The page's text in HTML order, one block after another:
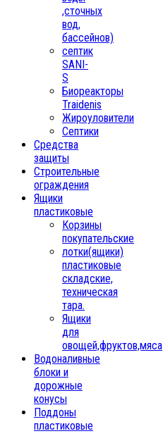
,сточных
вод,
бассейнов)
септик
SANI-
S
Биореакторы
Traidenis
Жироуловители
Септики
Средства
защиты
Строительные
ограждения
Ящики
пластиковые
Корзины
покупательские
лотки(ящики)
пластиковые
складские,
техническая
тара.
Ящики
для
овощей,фруктов,мяса
Водоналивные
блоки и
дорожные
конусы
Поддоны
пластиковые